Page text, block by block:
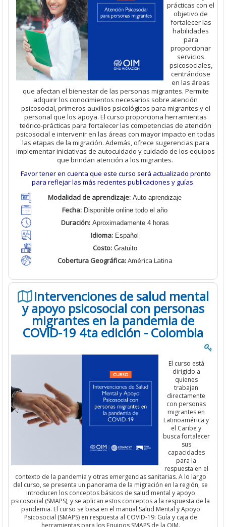
prácticas con el
objetivo de
fortalecer las
habilidades
para
proporcionar
servicios
psicosociales,
centrándose
en las áreas
que afectan el bienestar de las personas migrantes. Permite
adquirir los conocimientos necesarios sobre atención
psicosocial, primeros auxilios psicológicos para migrantes y el
personal que los apoya. El curso proporciona herramientas
teórico-prácticas para fortalecer las competencias de atención
psicosocial e intervenir en las áreas con mayor impacto en todas
las etapas de la migración. Además, ofrece sugerencias para
implementar iniciativas de autocuidado y cuidado de los equipos
que brindan atención a los migrantes.
Favor tener en cuenta que este curso será actualizado pronto
para reflejar las más recientes publicaciones y guías.
Modalidad de aprendizaje: Auto-aprendizaje
Fecha: Disponible online todo el año
Duración:Aproximadamente 4 horas
Idioma: Español
Costo:Gratuito
Cobertura Geográfica:América Latina
Intervenciones de salud mental
y apoyo psicosocial con personas
migrantes en la pandemia de
COVID-19 4ta edición - Colombia
El curso está
dirigido a
quienes
trabajan
directamente
con personas
migrantes en
Latinoamérica y
el Caribe y
busca fortalecer
sus
capacidades
para la
respuesta en el
contexto de la pandemia y otras emergencias sanitarias. A lo largo
del curso, se presenta un panorama de la migración en la región, se
introducen los conceptos básicos de salud mental y apoyo
psicosocial (SMAPS), y se aplican estos conceptos a la respuesta de la
pandemia. El curso se basa en el manual Salud Mental y Apoyo
Psicosocial (SMAPS) en respuesta al COVID-19: Guía y caja de
herramientas para los Equipos SMAPS de la OIM.